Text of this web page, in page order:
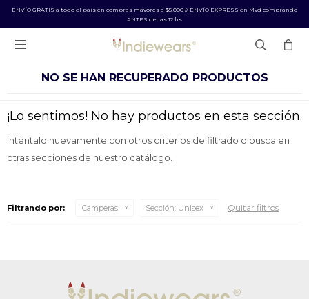
ENVÍO GRATIS a todo el país en compras mayores a $5.000 // ENVÍO EXPRESS en Mvd comprando
ANTES de las 12 hs

NO SE HAN RECUPERADO PRODUCTOS
¡Lo sentimos! No hay productos en esta sección.
Inténtalo nuevamente con otros criterios de filtrado o busca en
otras secciones de nuestro catálogo.
Filtrando por: Camperas Sección: Unisex Quitar filtros